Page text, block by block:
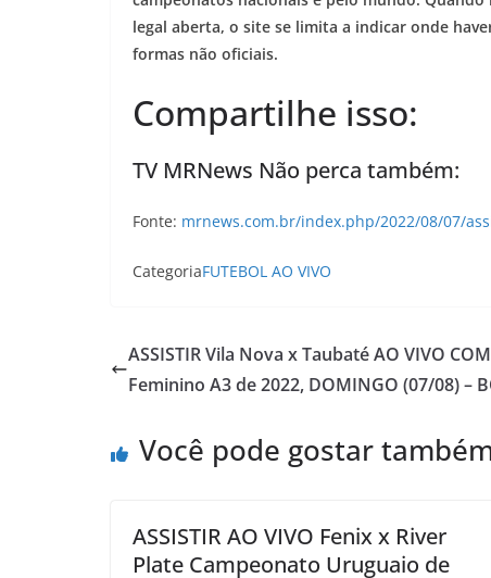
legal aberta, o site se limita a indicar onde
formas não oficiais.
Compartilhe isso:
TV MRNews Não perca também:
Fonte: mrnews.com.br/index.php/2022/08/07/
CategoriaFUTEBOL AO VIVO
ASSISTIR Vila Nova x Taubaté AO VIVO
Feminino A3 de 2022, DOMINGO (07/08) –
Você pode gostar
ASSISTIR AO VIVO Fenix x River
Plate Campeonato Uruguaio de